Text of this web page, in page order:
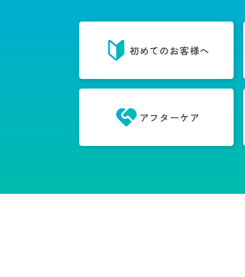
初めてのお客様へ
アフターケア